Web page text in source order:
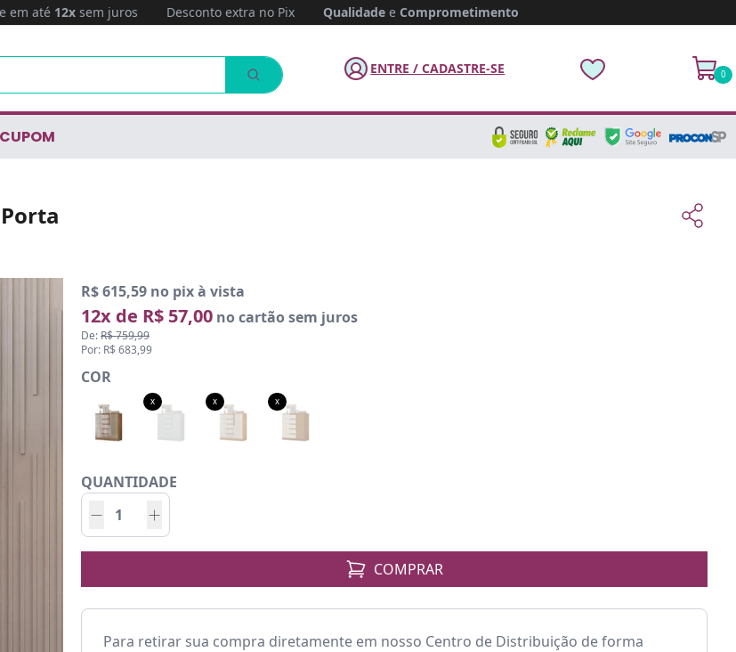
em até 12xsem juros Desconto extra no Pix Qualidadee Comprometimento
ENTRE / CADASTRE-SE 0
CUPOM
R$ 615,59 no pix à vista
12x de R$ 57,00 no cartão sem juros
De:R$ 759,99
Por: R$ 683,99
COR
x x x
QUANTIDADE
COMPRAR
Para retirar sua compra diretamente em nosso Centro de Distribuição de forma